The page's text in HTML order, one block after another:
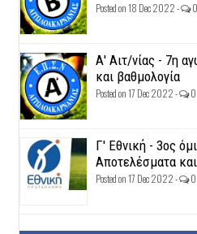
Posted on 18 Dec 2022 -
Α' Αιτ/νίας - 7η
και βαθμολογία
Posted on 17 Dec 2022 - 0
Γ' Εθνική - 3ος
Αποτελέσματα
Posted on 17 Dec 2022 - 0